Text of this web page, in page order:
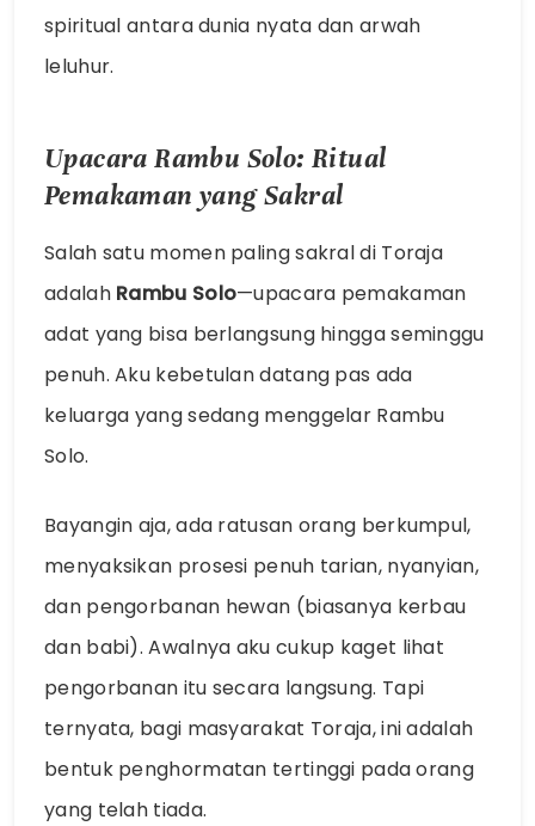
spiritual antara dunia nyata dan arwah
leluhur.
Upacara Rambu Solo: Ritual
Pemakaman yang Sakral
Salah satu momen paling sakral di Toraja
adalah Rambu Solo—upacara pemakaman
adat yang bisa berlangsung hingga seminggu
penuh. Aku kebetulan datang pas ada
keluarga yang sedang menggelar Rambu
Solo.
Bayangin aja, ada ratusan orang berkumpul,
menyaksikan prosesi penuh tarian, nyanyian,
dan pengorbanan hewan (biasanya kerbau
dan babi). Awalnya aku cukup kaget lihat
pengorbanan itu secara langsung. Tapi
ternyata, bagi masyarakat Toraja, ini adalah
bentuk penghormatan tertinggi pada orang
yang telah tiada.